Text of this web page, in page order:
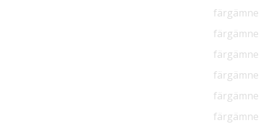
färgämne
färgämne
färgämne
färgämne
färgämne
färgämne